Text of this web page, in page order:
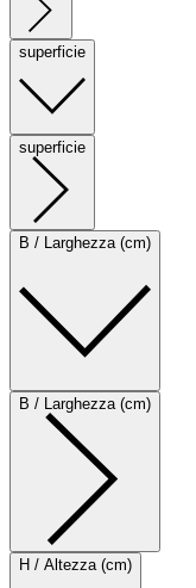
superficie
superficie
B / Larghezza (cm)
B / Larghezza (cm)
H / Altezza (cm)